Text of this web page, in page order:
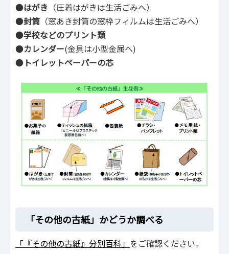
●はがき （圧着はがきは生活ごみへ）
●封筒 （窓あき封筒の窓枠フィルムは生活ごみへ）
●学校などのプリント類
●カレンダー(金具は小型金属へ)
● トイレットペーパーの芯
「その他の古紙」かどうか調べる
「『その他の古紙』分別百科」 をご確認ください。